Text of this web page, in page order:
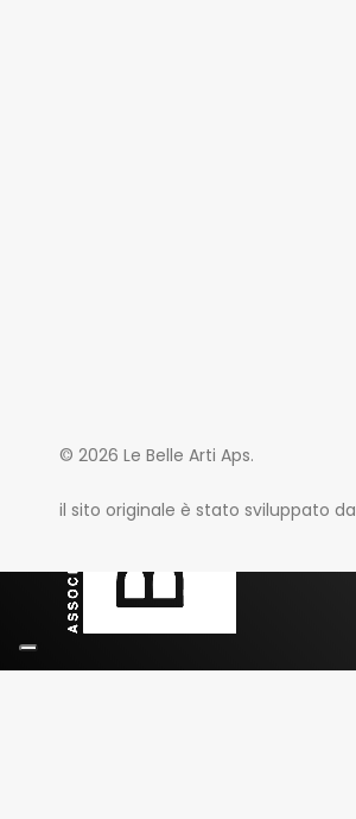
© 2026 Le Belle Arti Aps.
il sito originale è stato sviluppato da